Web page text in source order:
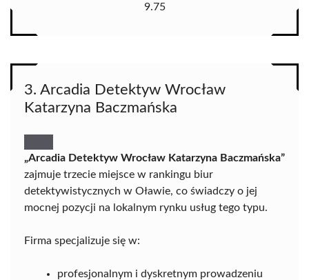
9.75
3. Arcadia Detektyw Wrocław
Katarzyna Baczmańska
„Arcadia Detektyw Wrocław Katarzyna Baczmańska”
zajmuje trzecie miejsce w rankingu biur
detektywistycznych w Oławie, co świadczy o jej
mocnej pozycji na lokalnym rynku usług tego typu.
Firma specjalizuje się w:
profesjonalnym i dyskretnym prowadzeniu